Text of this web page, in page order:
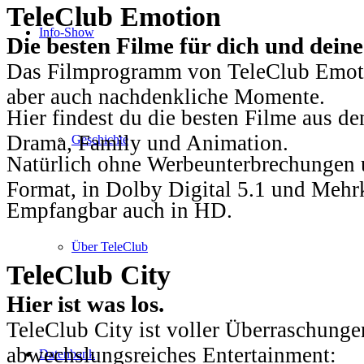
Info-Show
Geschichte
Über TeleClub
Datenbank
TeleClub Emotion
Die besten Filme für dich und
Das Filmprogramm von TeleClub
aber auch nachdenkliche Momente.
Hier findest du die besten Filme aus
Drama, Family und Animation.
Natürlich ohne
Format, in Dolby Digital 5.1 und
Empfangbar auch in HD.
TeleClub City
Hier ist was los.
TeleClub City ist voller
abwechslungsreiches Entertainment: